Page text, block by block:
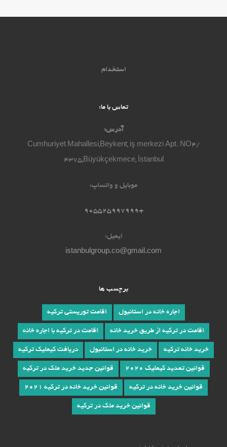
استخدام
تماس با ما:
آدرس:
Cumhuriyet Mahallesi,Beykent, iş merkezi Apt. NO4/
4375,Büyükçekmece, İstanbul
موبایل و واتساپ:
+905525997999
ایمیل:
istanbulgroup.co@gmail.com
برچسب ها
اجاره خانه در استانبول اقامت توریستی ترکیه
اقامت در ترکیه از طریق خرید خانه اقامت در ترکیه با اجاره خانه
خرید خانه ترکیه خرید خانه در استانبول دریافت کیملیک ترکیه
قوانین تمدید کیملیک 2020 قوانین جدید خرید ملک در ترکیه
قوانین خرید خانه در ترکیه قوانین خرید خانه در ترکیه 2021
قوانین خرید ملک در ترکیه